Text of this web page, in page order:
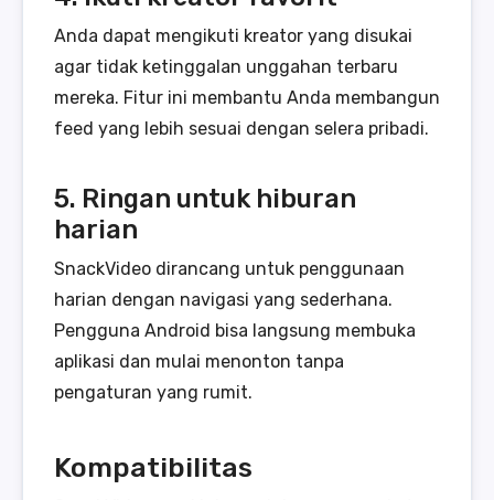
Anda dapat mengikuti kreator yang disukai
agar tidak ketinggalan unggahan terbaru
mereka. Fitur ini membantu Anda membangun
feed yang lebih sesuai dengan selera pribadi.
5. Ringan untuk hiburan
harian
SnackVideo dirancang untuk penggunaan
harian dengan navigasi yang sederhana.
Pengguna Android bisa langsung membuka
aplikasi dan mulai menonton tanpa
pengaturan yang rumit.
Kompatibilitas